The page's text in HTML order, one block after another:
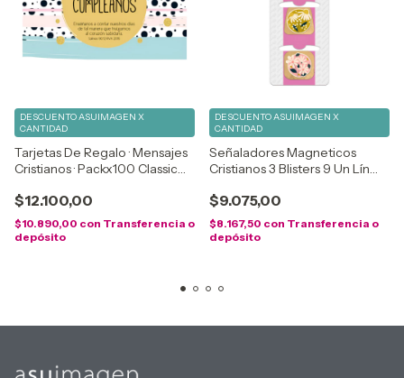
Tarjetas De Regalo · Mensajes
Cristianos · Packx100 Classic
$12.100,00
DESCUENTO ASUIMAGEN X
CANTIDAD
$10.890,00 con Transferencia o
depósito
Señaladores Magneticos
Cristianos 3 Blisters 9 Un Lín
$9.075,00
DESCUENTO ASUIMAGEN X
CANTIDAD
$8.167,50 con Transferencia o
depósito